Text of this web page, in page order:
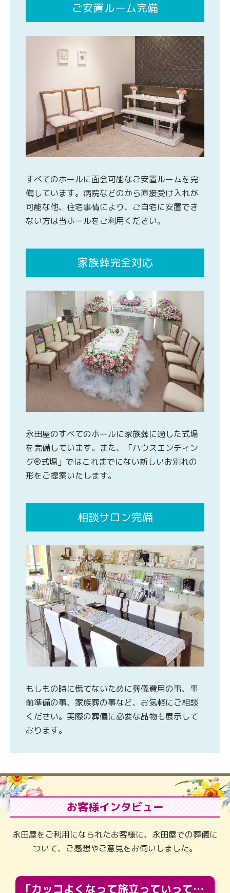
ご安置ルーム完備
すべてのホールに面会可能なご安置ルームを完
備しています。病院などのから直接受け入れが
可能な他、住宅事情により、ご自宅に安置でき
ない方は当ホールをご利用ください。
家族葬完全対応
永田屋のすべてのホールに家族葬に適した式場
を完備しています。また、「ハウスエンディン
グ®式場」ではこれまでにない新しいお別れの
形をご提案いたします。
相談サロン完備
もしもの時に慌てないために葬儀費用の事、事
前準備の事、家族葬の事など、お気軽にご相談
ください。実際の葬儀に必要な品物も展示して
おります。
お客様インタビュー
永田屋をご利用になられたお客様に、永田屋での葬儀に
ついて、ご感想やご意見をお伺いしました。
「カッコよくなって旅立っていってくれました（笑）もっとカッコいいって言ってあげればよかったな」